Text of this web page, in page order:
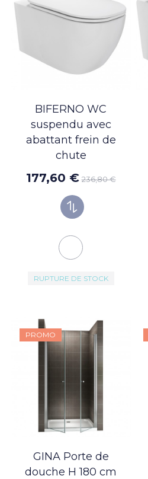
BIFERNO WC
suspendu avec
abattant frein de
chute
177,60 € 236,80 €
RUPTURE DE STOCK
PROMO
GINA Porte de
douche H 180 cm